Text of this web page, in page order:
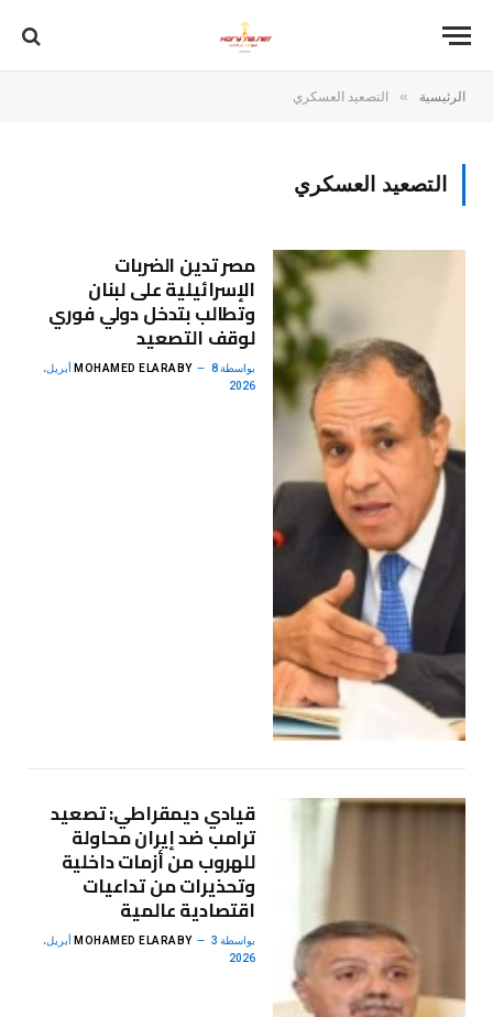
الرئيسية » التصعيد العسكري
التصعيد العسكري
مصر تدين الضربات
الإسرائيلية على لبنان
وتطالب بتدخل دولي فوري
لوقف التصعيد
بواسطة MOHAMED ELARABY 8 أبريل،
2026
قيادي ديمقراطي: تصعيد
ترامب ضد إيران محاولة
للهروب من أزمات داخلية
وتحذيرات من تداعيات
اقتصادية عالمية
بواسطة MOHAMED ELARABY 3 أبريل،
2026